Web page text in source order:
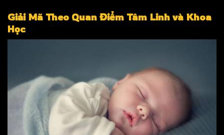
Giải Mã Theo Quan Điểm Tâm Linh và Khoa
Học